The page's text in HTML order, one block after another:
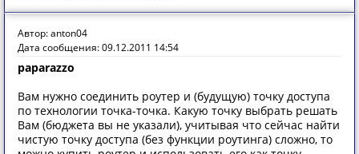
Автор: anton04
Дата сообщения: 09.12.2011 14:54
paparazzo
Вам нужно соединить роутер и (будущую) точку доступа
по технологии точка-точка. Какую точку выбрать решать
Вам (бюджета вы не указали), учитывая что сейчас найти
чистую точку доступа (без функции роутинга) сложно, то